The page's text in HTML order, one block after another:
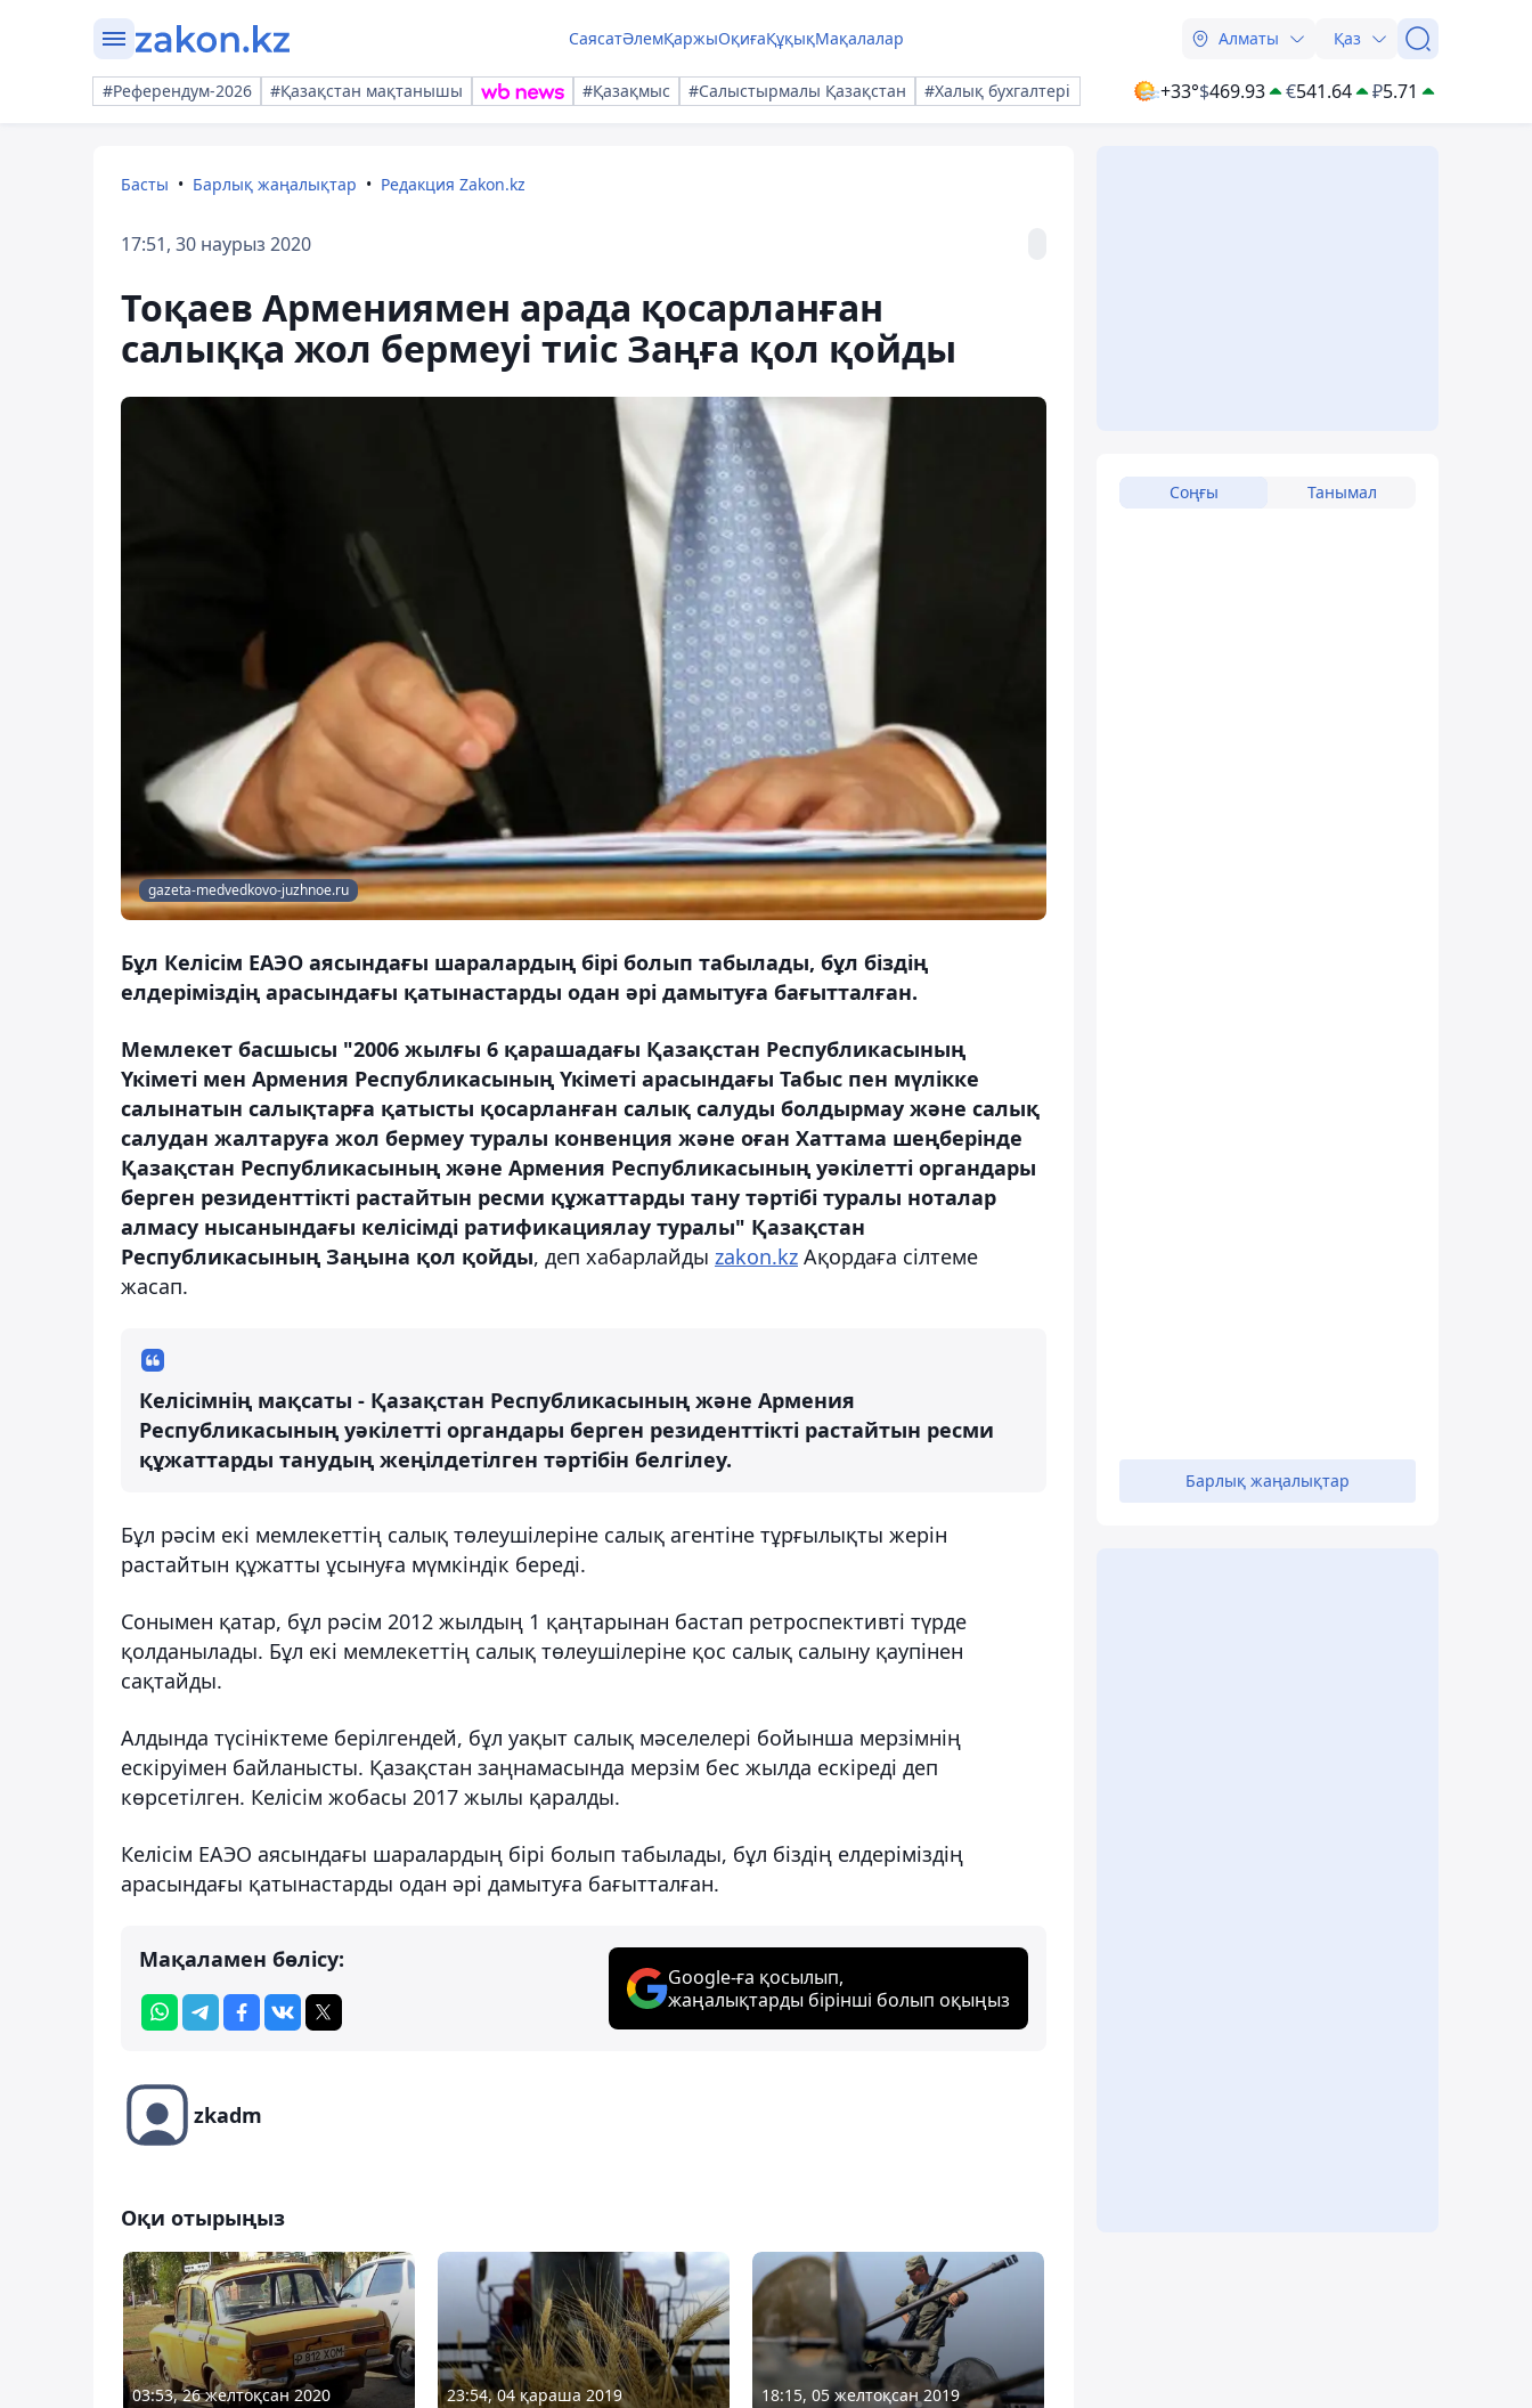
СаясатӘлемҚаржыОқиғаҚұқықМақалалар Алматы Қаз
#Референдум-2026 #Қазақстан мақтанышы #Қазақмыс #Салыстырмалы Қазақстан #Халық бухгалтері +33°$469.93 €541.64 ₽5.71
Басты Барлық жаңалықтар Редакция Zakon.kz
17:51, 30 наурыз 2020
Тоқаев Армениямен арада қосарланған
салыққа жол бермеуі тиіс Заңға қол қойды
gazeta-medvedkovo-juzhnoe.ru
Бұл Келісім ЕАЭО аясындағы шаралардың бірі болып табылады, бұл біздің
елдеріміздің арасындағы қатынастарды одан әрі дамытуға бағытталған.
Мемлекет басшысы "2006 жылғы 6 қарашадағы Қазақстан Республикасының
Үкіметі мен Армения Республикасының Үкіметі арасындағы Табыс пен мүлікке
салынатын салықтарға қатысты қосарланған салық салуды болдырмау және салық
салудан жалтаруға жол бермеу туралы конвенция және оған Хаттама шеңберінде
Қазақстан Республикасының және Армения Республикасының уәкілетті органдары
берген резиденттікті растайтын ресми құжаттарды тану тәртібі туралы ноталар
алмасу нысанындағы келісімді ратификациялау туралы" Қазақстан
Республикасының Заңына қол қойды, деп хабарлайды zakon.kz Ақордаға сілтеме
жасап.
Келісімнің мақсаты - Қазақстан Республикасының және Армения
Республикасының уәкілетті органдары берген резиденттікті растайтын ресми
құжаттарды танудың жеңілдетілген тәртібін белгілеу.
Бұл рәсім екі мемлекеттің салық төлеушілеріне салық агентіне тұрғылықты жерін
растайтын құжатты ұсынуға мүмкіндік береді.
Сонымен қатар, бұл рәсім 2012 жылдың 1 қаңтарынан бастап ретроспективті түрде
қолданылады. Бұл екі мемлекеттің салық төлеушілеріне қос салық салыну қаупінен
сақтайды.
Алдында түсініктеме берілгендей, бұл уақыт салық мәселелері бойынша мерзімнің
ескіруімен байланысты. Қазақстан заңнамасында мерзім бес жылда ескіреді деп
көрсетілген. Келісім жобасы 2017 жылы қаралды.
Келісім ЕАЭО аясындағы шаралардың бірі болып табылады, бұл біздің елдеріміздің
арасындағы қатынастарды одан әрі дамытуға бағытталған.
Мақаламен бөлісу:
Google-ға қосылып,
жаңалықтарды бірінші болып оқыңыз
zkadm
Оқи отырыңыз
03:53, 26 желтоқсан 2020 23:54, 04 қараша 2019 18:15, 05 желтоқсан 2019
Соңғы Танымал
Барлық жаңалықтар